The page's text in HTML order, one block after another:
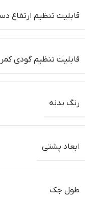
قابلیت تنظیم ارتفاع
قابلیت تنظیم گودی کمر
رنگ بدنه
ابعاد پشتی
طول جک